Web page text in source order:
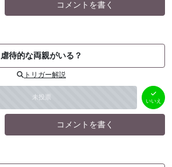
コメントを書く
虐待的な両親がいる？
トリガー解説
未投票
いいえ
（ 0件）
いいえ
コメントを書く